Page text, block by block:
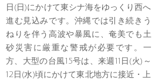
日(日)にかけて東シナ海をゆっくり西へ
進む見込みです。沖縄では引き続きう
ねりを伴う高波や暴風に、奄美でも土
砂災害に厳重な警戒が必要です。一
方、大型の台風15号は、来週11日(火)～
12日(水)頃にかけて東北地方に接近・上